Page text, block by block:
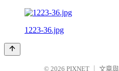
1223-36.jpg
© 2026 PIXNET 文章